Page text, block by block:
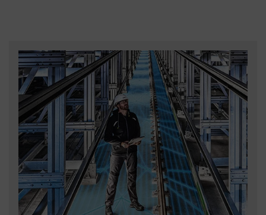
und der Gefährdungsminimierung dienen.
Multinormbekleidung, Störlichtbogen-Visiere und
Hochvolt-Handschuhe gehören in diesen Bereichen
zu den täglichen Begleitern.
Kopfmitte, um die Gewichtsbelastung für den
Nacken der Träger:innen auszubalancieren, und
helfen somit, Ermüdung und Fehlstellungen zu
vermeiden.